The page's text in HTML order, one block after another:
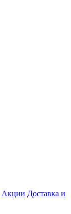
Акции Доставка и